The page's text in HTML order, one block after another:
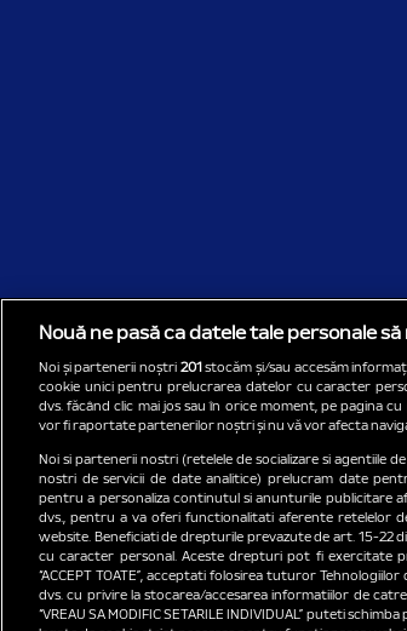
Nouă ne pasă ca datele tale personale
Noi și partenerii noștri 201 stocăm și/sau accesăm
cookie unici pentru prelucrarea datelor cu caracter
dvs. făcând clic mai jos sau în orice moment, pe pagina
vor fi raportate partenerilor noștri și nu vă vor afecta
Noi si partenerii nostri (retelele de socializare si agentiile
nostri de servicii de date analitice) prelucram date
pentru a personaliza continutul si anunturile publicitare
dvs., pentru a va oferi functionalitati aferente retelelor
website. Beneficiati de drepturile prevazute de art. 15-22
cu caracter personal. Aceste drepturi pot fi exercitate
“ACCEPT TOATE”, acceptati folosirea tuturor
dvs. cu privire la stocarea/accesarea informatiilor de
“VREAU SA MODIFIC SETARILE INDIVIDUAL” puteti